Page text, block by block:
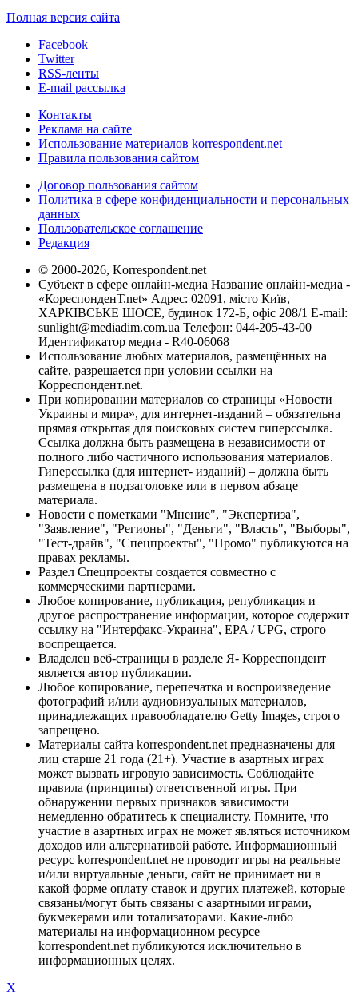
Полная версия сайта
Facebook
Twitter
RSS-ленты
E-mail рассылка
Контакты
Реклама на сайте
Использование материалов korrespondent.net
Правила пользования сайтом
Договор пользования сайтом
Политика в сфере конфиденциальности и персональных
данных
Пользовательское соглашение
Редакция
© 2000-2026, Korrespondent.net
Субъект в сфере онлайн-медиа Название онлайн-медиа -
«КореспонденТ.net» Адрес: 02091, місто Київ,
ХАРКІВСЬКЕ ШОСЕ, будинок 172-Б, офіс 208/1 E-mail:
sunlight@mediadim.com.ua Телефон: 044-205-43-00
Идентификатор медиа - R40-06068
Использование любых материалов, размещённых на
сайте, разрешается при условии ссылки на
Корреспондент.net.
При копировании материалов со страницы «Новости
Украины и мира», для интернет-изданий – обязательна
прямая открытая для поисковых систем гиперссылка.
Ссылка должна быть размещена в независимости от
полного либо частичного использования материалов.
Гиперссылка (для интернет- изданий) – должна быть
размещена в подзаголовке или в первом абзаце
материала.
Новости с пометками "Мнение", "Экспертиза",
"Заявление", "Регионы", "Деньги", "Власть", "Выборы",
"Тест-драйв", "Спецпроекты", "Промо" публикуются на
правах рекламы.
Раздел Спецпроекты создается совместно с
коммерческими партнерами.
Любое копирование, публикация, републикация и
другое распространение информации, которое содержит
ссылку на "Интерфакс-Украина", EPA / UPG, строго
воспрещается.
Владелец веб-страницы в разделе Я- Корреспондент
является автор публикации.
Любое копирование, перепечатка и воспроизведение
фотографий и/или аудиовизуальных материалов,
принадлежащих правообладателю Getty Images, строго
запрещено.
Материалы сайта korrespondent.net предназначены для
лиц старше 21 года (21+). Участие в азартных играх
может вызвать игровую зависимость. Соблюдайте
правила (принципы) ответственной игры. При
обнаружении первых признаков зависимости
немедленно обратитесь к специалисту. Помните, что
участие в азартных играх не может являться источником
доходов или альтернативой работе. Информационный
ресурс korrespondent.net не проводит игры на реальные
и/или виртуальные деньги, сайт не принимает ни в
какой форме оплату ставок и других платежей, которые
связаны/могут быть связаны с азартными играми,
букмекерами или тотализаторами. Какие-либо
материалы на информационном ресурсе
korrespondent.net публикуются исключительно в
информационных целях.
X